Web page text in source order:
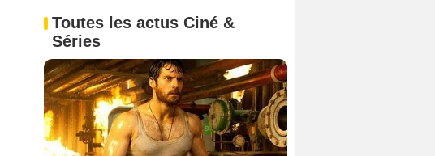
Toutes les actus Ciné &
Séries